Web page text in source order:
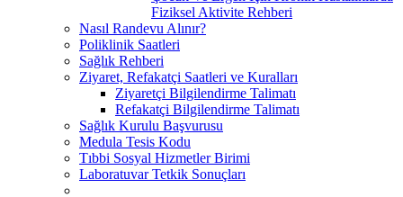
Fiziksel Aktivite Rehberi
Nasıl Randevu Alınır?
Poliklinik Saatleri
Sağlık Rehberi
Ziyaret, Refakatçi Saatleri ve Kuralları
Ziyaretçi Bilgilendirme Talimatı
Refakatçi Bilgilendirme Talimatı
Sağlık Kurulu Başvurusu
Medula Tesis Kodu
Tıbbi Sosyal Hizmetler Birimi
Laboratuvar Tetkik Sonuçları